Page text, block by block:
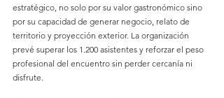
estratégico, no solo por su valor gastronómico sino
por su capacidad de generar negocio, relato de
territorio y proyección exterior. La organización
prevé superar los 1.200 asistentes y reforzar el peso
profesional del encuentro sin perder cercanía ni
disfrute.